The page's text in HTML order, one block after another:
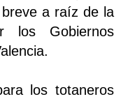
a raíz de la
los Gobiernos
los totaneros